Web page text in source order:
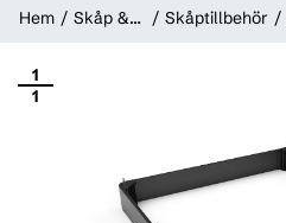
Hem
Skåp &
Skåptillbehör
1
1